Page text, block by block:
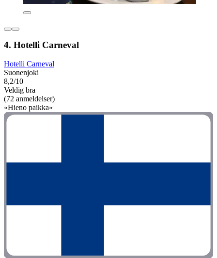
4. Hotelli Carneval
Hotelli Carneval
Suonenjoki
8,2/10
Veldig bra
(72 anmeldelser)
«Hieno paikka»